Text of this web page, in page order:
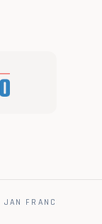
JAN FRANC